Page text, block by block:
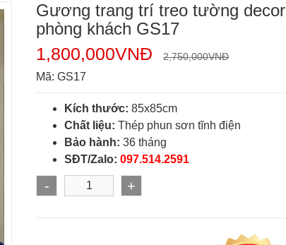
Gương trang trí treo tường decor
phòng khách GS17
2,750,000VNĐ
1,800,000VNĐ
Mã:GS17
Kích thước: 85x85cm
Chất liệu: Thép phun sơn tĩnh điện
Bảo hành: 36 tháng
SĐT/Zalo:097.514.2591
- +